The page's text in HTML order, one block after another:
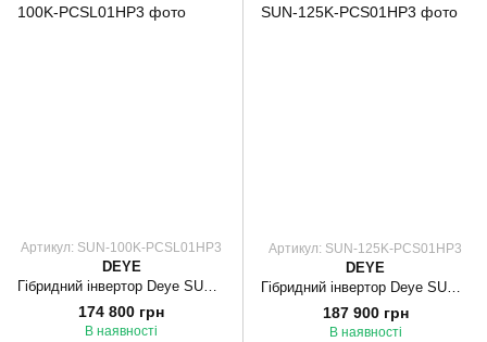
Артикул: SUN-100K-PCSL01HP3
DEYE
174 800 грн
В наявності
Артикул: SUN-125K-PCS01HP3
DEYE
187 900 грн
В наявності